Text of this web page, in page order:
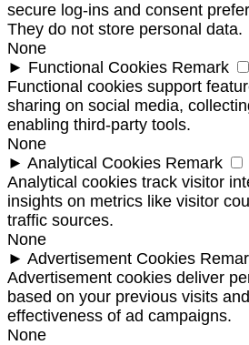
secure log-ins and consent
They do not store personal data.
None
► Functional Cookies Remark
Functional cookies support
sharing on social media,
enabling third-party tools.
None
► Analytical Cookies Remark
Analytical cookies track visitor
insights on metrics like visitor
traffic sources.
None
► Advertisement Cookies
Advertisement cookies deliver
based on your previous visits
effectiveness of ad campaigns.
None